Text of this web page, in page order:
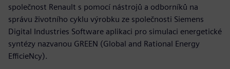
společnost Renault s pomocí nástrojů a odborníků na
správu životního cyklu výrobku ze společnosti Siemens
Digital Industries Software aplikaci pro simulaci energetické
syntézy nazvanou GREEN (Global and Rational Energy
EfficieNcy).